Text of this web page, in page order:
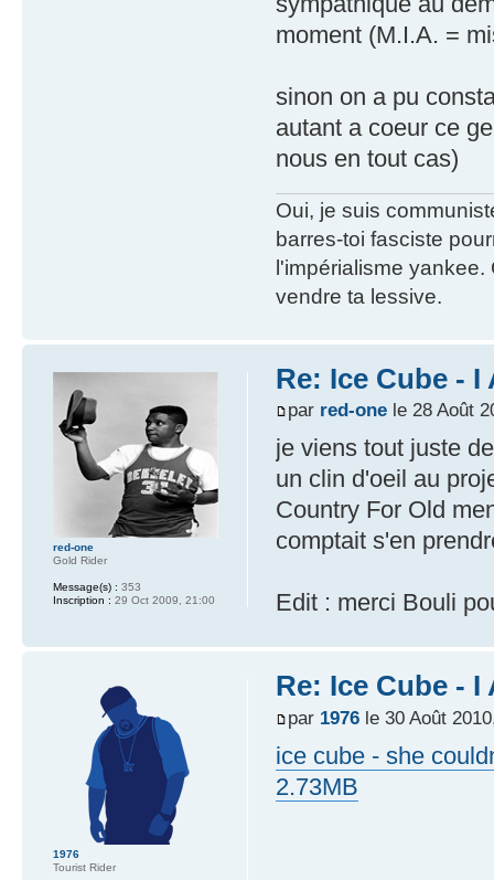
moment (M.I.A. =
sinon on a pu
autant a coeur ce
nous en tout cas)
Oui, je suis
barres-toi fasciste
l'impérialisme
vendre ta lessive.
Re: Ice Cube - I
par red-one le 28 Août
je viens tout juste
un clin d'oeil au
Country For Old
comptait s'en
Edit : merci Bouli
red-one
Gold Rider
Message(s) : 353
Inscription : 29 Oct 2009, 21:00
Re: Ice Cube - I
par 1976 le 30 Août
ice cube - she
2.73MB
1976
Tourist Rider